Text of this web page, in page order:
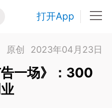
打开App
原创 2023年04月23日
一场》：300